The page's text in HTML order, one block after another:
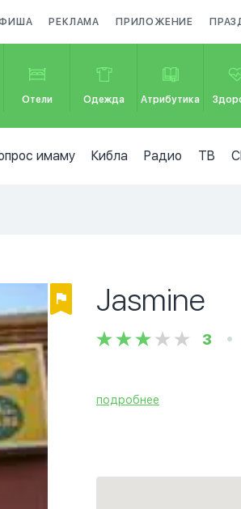
РЕКЛАМА ПРИЛОЖЕНИЕ
Отели Одежда Атрибутика
имаму Кибла Радио ТВ
Jasmine
3
подробнее